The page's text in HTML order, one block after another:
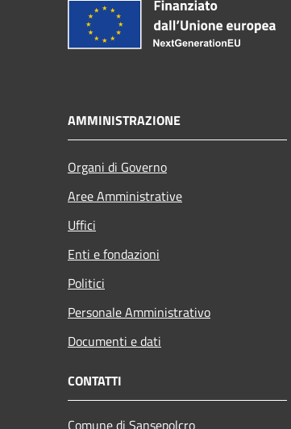
AMMINISTRAZIONE
Organi di Governo
Aree Amministrative
Uffici
Enti e fondazioni
Politici
Personale Amministrativo
Documenti e dati
CONTATTI
Comune di Sansepolcro